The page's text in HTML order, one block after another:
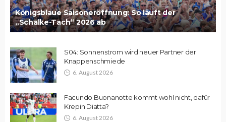
Königsblaue Saisoneröffnung: So läuft der
„Schalke-Tach“ 2026 ab
S04: Sonnenstrom wird neuer Partner der
Knappenschmiede
6. August 2026
Facundo Buonanotte kommt wohl nicht, dafür
Krepin Diatta?
6. August 2026